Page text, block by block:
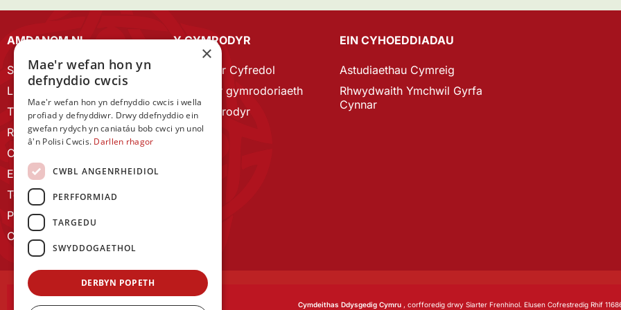
AMDANOM NI
Strategaeth 2023-28
Llywodraethu
Tîm Staff
RYGC Hafan
Canllawiau brandio
Ein Hanes
Telerau ac Amodau
Polisi Preifatrwydd
Cysylltu â ni
Y CYMRODYR
Cymrodyr Cyfredol
Esbonio’r gymrodoriaeth
Cyn Gymrodyr
EIN CYHOEDDIADAU
Astudiaethau Cymreig
Rhwydwaith Ymchwil Gyrfa
Cynnar
Cymdeithas Ddysgedig Cymru , corfforedig drwy Siarter Frenhinol. Elusen Cofrestredig Rhif
×
Mae'r wefan hon yn
defnyddio cwcis
Mae'r wefan hon yn defnyddio cwcis i wella
profiad y defnyddiwr. Drwy ddefnyddio ein
gwefan rydych yn caniatáu bob cwci yn unol
â'n Polisi Cwcis. Darllen rhagor
CWBL ANGENRHEIDIOL
PERFFORMIAD
TARGEDU
SWYDDOGAETHOL
DERBYN POPETH